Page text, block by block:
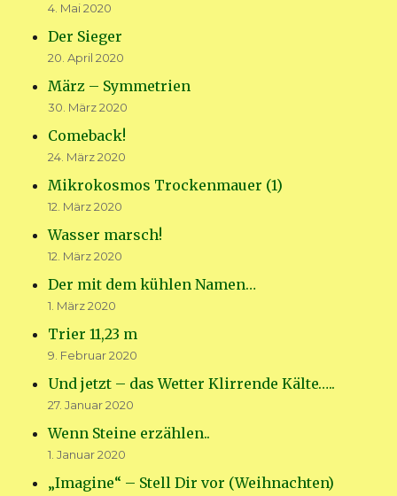
4. Mai 2020
Der Sieger
20. April 2020
März – Symmetrien
30. März 2020
Comeback!
24. März 2020
Mikrokosmos Trockenmauer (1)
12. März 2020
Wasser marsch!
12. März 2020
Der mit dem kühlen Namen…
1. März 2020
Trier 11,23 m
9. Februar 2020
Und jetzt – das Wetter Klirrende Kälte…..
27. Januar 2020
Wenn Steine erzählen..
1. Januar 2020
„Imagine“ – Stell Dir vor (Weihnachten)